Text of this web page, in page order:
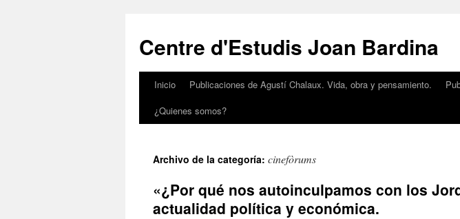
contenido
Centre d'Estudis Joan Bardina
Inicio Publicaciones de Agustí Chalaux. Vida, obra y pensamiento.
¿Quienes somos?
Archivo de la categoría: cinefòrums
«¿Por qué nos autoinculpamos con los
actualidad política y económica.